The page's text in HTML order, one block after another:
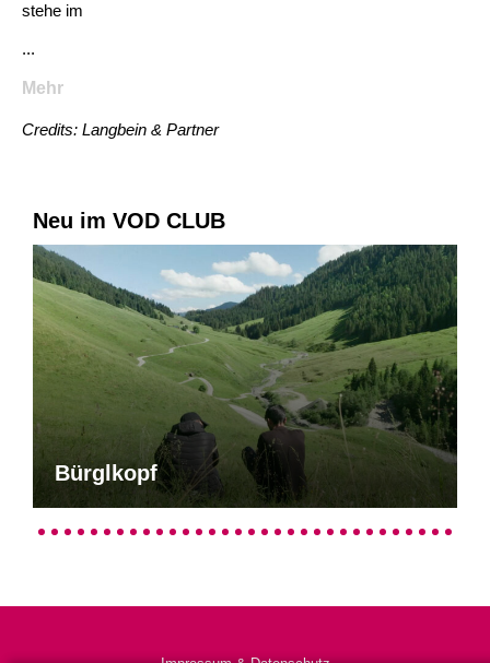
stehe im
...
Mehr
Credits: Langbein & Partner
Neu im VOD CLUB
Bürglkopf